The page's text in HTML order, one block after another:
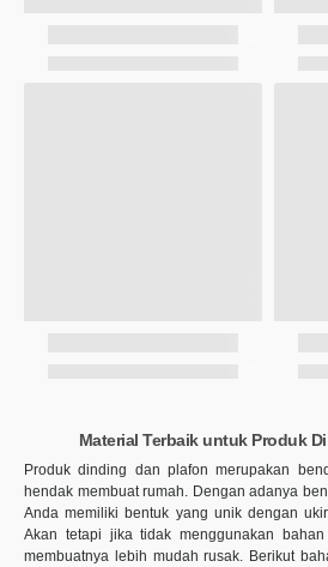
Material Terbaik untuk Produk
Produk dinding dan plafon merupakan
hendak membuat rumah. Dengan adanya
Anda memiliki bentuk yang unik dengan
Akan tetapi jika tidak menggunakan
membuatnya lebih mudah rusak. Berikut